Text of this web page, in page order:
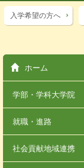
入学希望の方へ
ホーム
学部・学科大学院
就職・進路
社会貢献地域連携